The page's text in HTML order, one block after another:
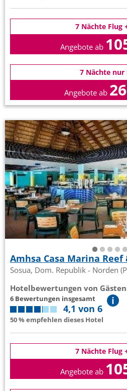
7 Nächte Flug
Angebote ab
7 Nächte nur
Angebote ab
Amhsa Casa Marina Reef
Sosua, Dom. Republik - Norden
Hotelbewertungen von
6 Bewertungen insgesamt
4,1 von 6
50 % empfehlen dieses Hotel
7 Nächte Flug
Angebote ab